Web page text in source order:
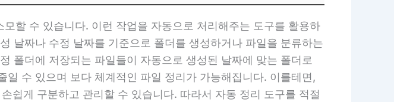
할 수 있습니다. 이런 작업을 자동으로 처리해주는 도구를 활용하
날짜나 수정 날짜를 기준으로 폴더를 생성하거나 파일을 분류하는
폴더에 저장되는 파일들이 자동으로 생성된 날짜에 맞는 폴더로
수 있으며 보다 체계적인 파일 정리가 가능해집니다. 이를테면,
쉽게 구분하고 관리할 수 있습니다. 따라서 자동 정리 도구를 적절